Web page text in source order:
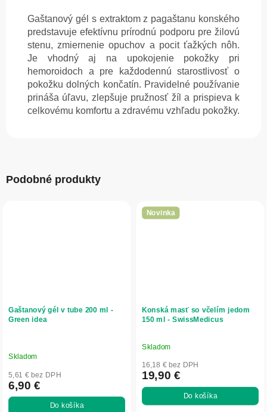
Gaštanový gél s extraktom z pagaštanu konského
predstavuje efektívnu prírodnú podporu pre žilovú
stenu, zmiernenie opuchov a pocit ťažkých nôh.
Je vhodný aj na upokojenie pokožky pri
hemoroidoch a pre každodennú starostlivosť o
pokožku dolných končatín. Pravidelné používanie
prináša úľavu, zlepšuje pružnosť žíl a prispieva k
celkovému komfortu a zdravému vzhľadu pokožky.
Podobné produkty
Gaštanový gél v tube 200 ml -
Green idea
Skladom
5,61 € bez DPH
6,90 €
Do košíka
Novinka
Konská masť so včelím jedom
150 ml - SwissMedicus
Priemerné
hodnotenie
produktu
je
Skladom
16,18 € bez DPH
19,90 €
Do košíka